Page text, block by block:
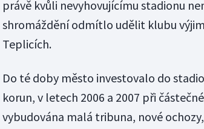
právě kvůli nevyhovujícímu stadionu
shromáždění odmítlo udělit klubu
Teplicích.
Do té doby město investovalo do
korun, v letech 2006 a 2007 při
vybudována malá tribuna, nové